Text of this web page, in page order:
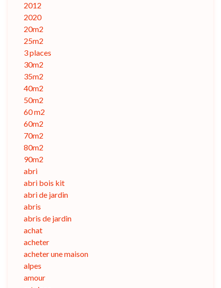
2012
2020
20m2
25m2
3 places
30m2
35m2
40m2
50m2
60 m2
60m2
70m2
80m2
90m2
abri
abri bois kit
abri de jardin
abris
abris de jardin
achat
acheter
acheter une maison
alpes
amour